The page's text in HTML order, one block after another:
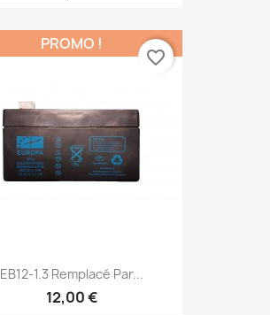
EB12-1.3 Remplacé Par...
12,00 €
PROMO !
favorite_border